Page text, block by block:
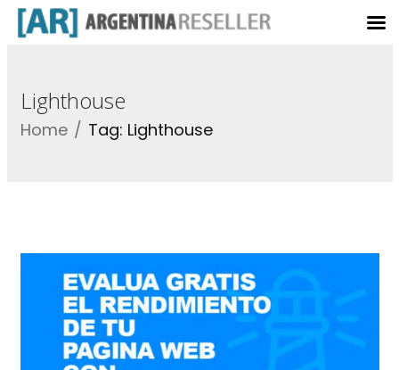
Lighthouse
Home Tag: Lighthouse